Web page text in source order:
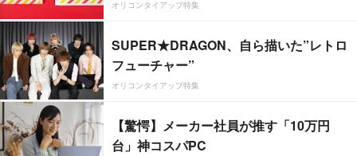
オリコンタイアップ特集
SUPER★DRAGON、自ら描いた”レトロ
フューチャー”
オリコンタイアップ特集
【驚愕】メーカー社員が推す「10万円
台」神コスパPC